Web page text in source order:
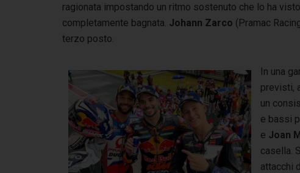
ragionata impostando un ritmo sostenuto che lo ha
completamente bagnata. Johann Zarco (Pramac
terzo posto.
In una
previsti,
un
e bassi
e Joan
casella.
attacchi